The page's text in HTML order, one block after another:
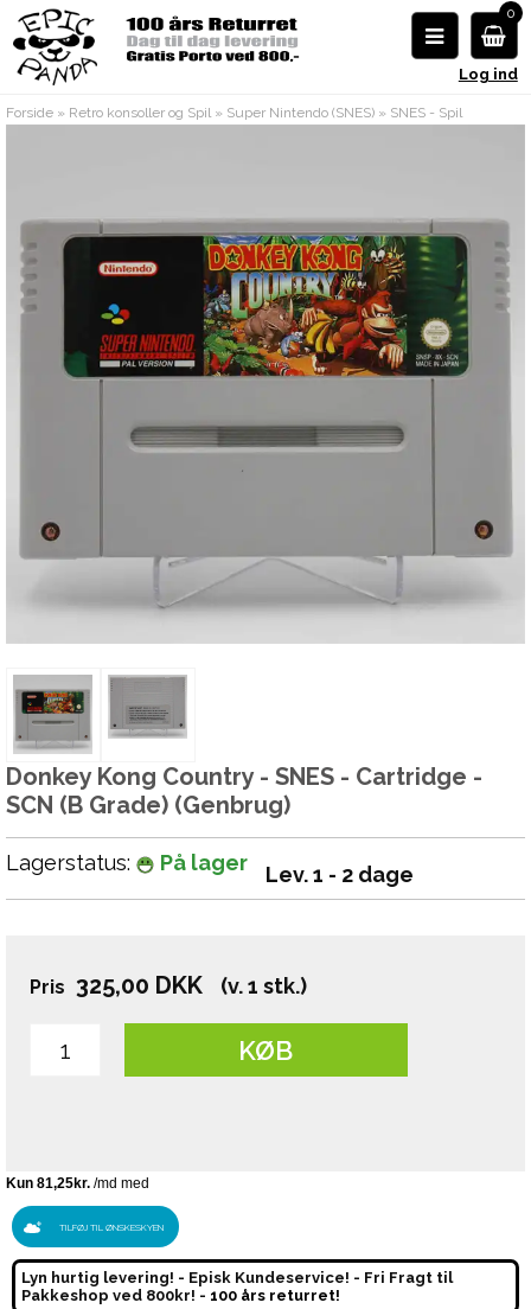
0
Log ind
Forside » Retro konsoller og Spil» Super Nintendo (SNES) » SNES - Spil
Donkey Kong Country - SNES - Cartridge -
SCN (B Grade) (Genbrug)
Lagerstatus: På lager Lev. 1 - 2 dage
Pris 325,00 DKK (v. 1 stk.)
KØB
TILFØJ TIL ØNSKESKYEN
Lyn hurtig levering! - Episk Kundeservice! - Fri Fragt til
Pakkeshop ved 800kr! - 100 års returret!